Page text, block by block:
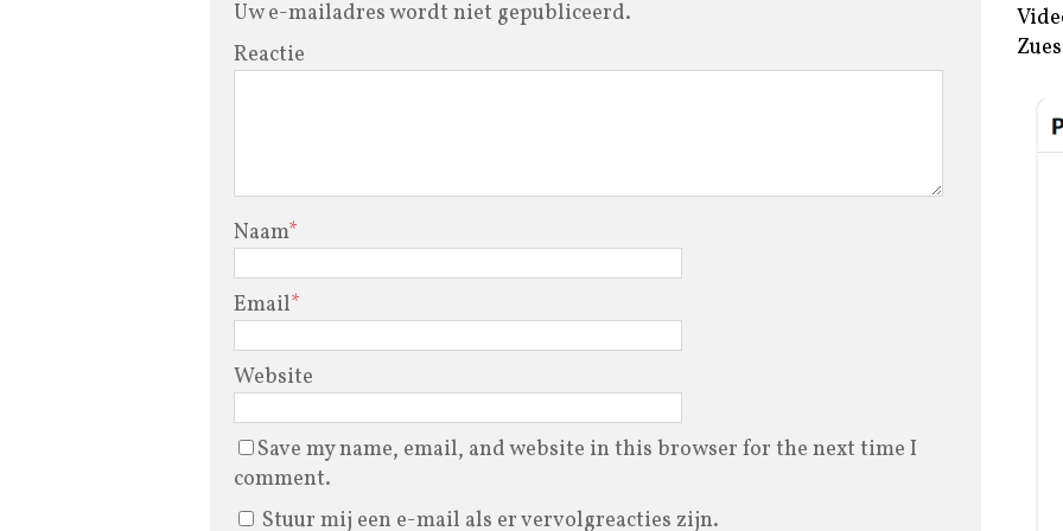
Uw e-mailadres wordt niet gepubliceerd.
Reactie
Naam*
Email*
Website
Save my name, email, and website in this browser for the next time I
comment.
Stuur mij een e-mail als er vervolgreacties zijn.